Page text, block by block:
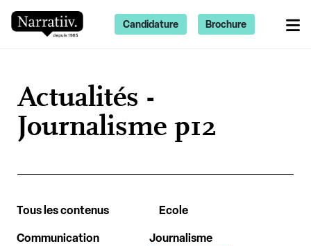
Actualités -
Journalisme p12
Tous les contenus Ecole
Communication Journalisme
Candidature Brochure